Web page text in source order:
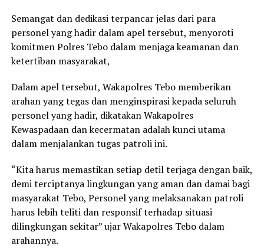
Semangat dan dedikasi terpancar jelas dari para
personel yang hadir dalam apel tersebut, menyoroti
komitmen Polres Tebo dalam menjaga keamanan dan
ketertiban masyarakat,
Dalam apel tersebut, Wakapolres Tebo memberikan
arahan yang tegas dan menginspirasi kepada seluruh
personel yang hadir, dikatakan Wakapolres
Kewaspadaan dan kecermatan adalah kunci utama
dalam menjalankan tugas patroli ini.
“Kita harus memastikan setiap detil terjaga dengan baik,
demi terciptanya lingkungan yang aman dan damai bagi
masyarakat Tebo, Personel yang melaksanakan patroli
harus lebih teliti dan responsif terhadap situasi
dilingkungan sekitar” ujar Wakapolres Tebo dalam
arahannya.